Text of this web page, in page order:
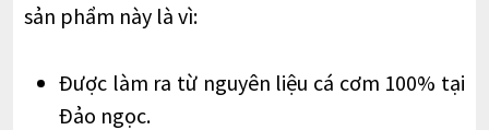
sản phẩm này là vì:
Được làm ra từ nguyên liệu cá cơm 100% tại
Đảo ngọc.